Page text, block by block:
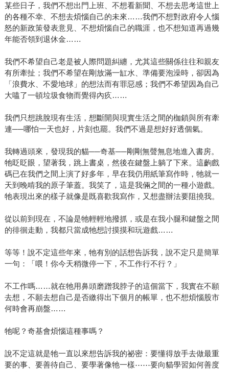
某些日子，我們不想出門上班、不想看新聞、不想去思考這世上
的各種不幸、不想去煩惱自己的未來……我們不想對政府令人惱
怒的新政策發表意見、不想煩惱自己的職涯，也不想知道再過幾
年能否領到退休金……
我們不希望自己老是被人際問題糾纏，尤其這些關係往往和親友
有所牽扯；我們不希望在剛放滿一缸水、準備要泡澡時，卻因為
「浪費水、不愛地球」的想法而有罪惡感；我們不希望因為自己
大嗑了一頓垃圾食物而覺得內疚……
我們只想跳脫現有生活，想斷開與現實生活之間的枷鎖與所有牽
連──哪怕一天也好，片刻也罷。我們不過是想好好透個氣。
我轉過頭來，發現我的貓──奇基──剛剛無聲無息地進入書房。
牠眨眨眼，望著我，跳上書桌，然後在鍵盤上躺了下來。這齣戲
碼已在我們之間上演了好多年，早在我仍用紙筆寫作時，牠就一
天到晚啃我的原子筆蓋。我笑了，這是我倆之間的一種小遊戲。
牠表現出來的樣子就像是既喜歡我寫作，又想盡辦法要阻撓我。
從以前到現在，不論是牠輕輕地撥抓，或是在我小腿和鍵盤之間
的徘徊走動，我都只當成牠想討摸摸和玩遊戲……
等等！說不定這些年來，牠有別的話想告訴我，說不定只是簡單
一句：「喂！你今天稍微停一下，不工作行不行？」
不工作嗎……就在牠用鼻頭磨蹭我脖子的這個當下，我實在不願
去想，不願去想自己是否繳得出下個月的帳單，也不想煩惱股市
何時會再崩盤……
牠呢？奇基會煩惱這種事嗎？
說不定這就是牠一直以來想告訴我的祕密：要懂得放手去做最重
要的事、要善待自己、要學著像牠一樣⋯⋯要向貓學習如何善度